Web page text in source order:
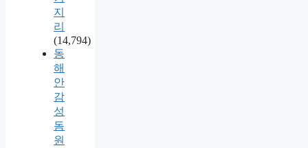
지
리
(14,794)
동
해
안
감
성
돔
원